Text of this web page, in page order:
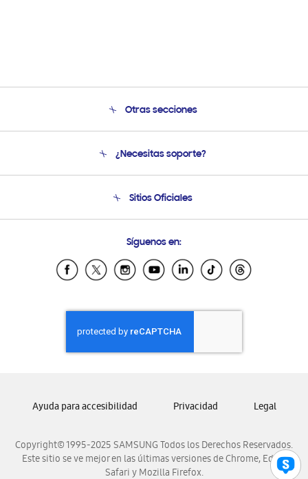
Otras secciones
Soporte
¿Necesitas soporte?
Soporte vía eMail
Sitios Oficiales
Samsung Ecuador
Samsung El Salvador
Samsung Honduras
Samsung Nicaragua
Samsung Panamá
Samsung Venezuela
Síguenos en:
Copyright© 1995-2025 SAMSUNG Todos los Derechos Reservados.
Este sitio se ve mejor en las últimas versiones de Chrome, Edge,
Safari y Mozilla Firefox.
Ayuda para accesibilidad Privacidad Legal